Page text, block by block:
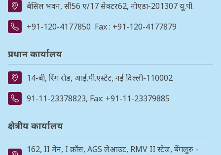
बेसिल भवन, सी56 ए/17 सेक्टर62, नोएडा-201307 यू.पी.
+91-120-4177850 Fax : +91-120-4177879
प्रधान कार्यालय
14-बी, रिंग रोड, आई.पी.एस्टेट, नई दिल्ली-110002
91-11-23378823, Fax: +91-11-23379885
क्षेत्रीय कार्यालय
162, II मेन, I क्रॉस, AGS लेआउट, RMV II स्टेज, बेंगलुरु -